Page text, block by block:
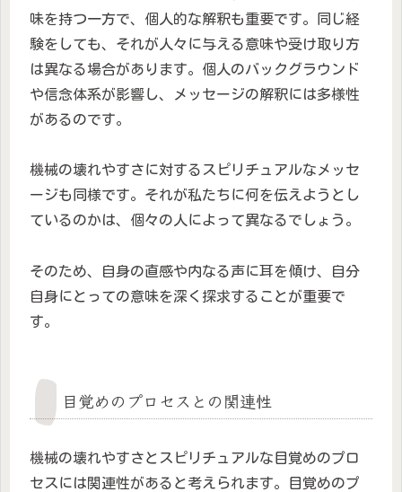
味を持つ一方で、個人的な解釈も重要です。同じ経
験をしても、それが人々に与える意味や受け取り方
は異なる場合があります。個人のバックグラウンド
や信念体系が影響し、メッセージの解釈には多様性
があるのです。
機械の壊れやすさに対するスピリチュアルなメッセ
ージも同様です。それが私たちに何を伝えようとし
ているのかは、個々の人によって異なるでしょう。
そのため、自身の直感や内なる声に耳を傾け、自分
自身にとっての意味を深く探求することが重要で
す。
目覚めのプロセスとの関連性
機械の壊れやすさとスピリチュアルな目覚めのプロ
セスには関連性があると考えられます。目覚めのプ